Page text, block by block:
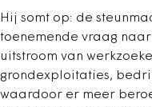
Hij somt op: de
toenemende vraag
uitstroom van
grondexploitaties,
waardoor er meer